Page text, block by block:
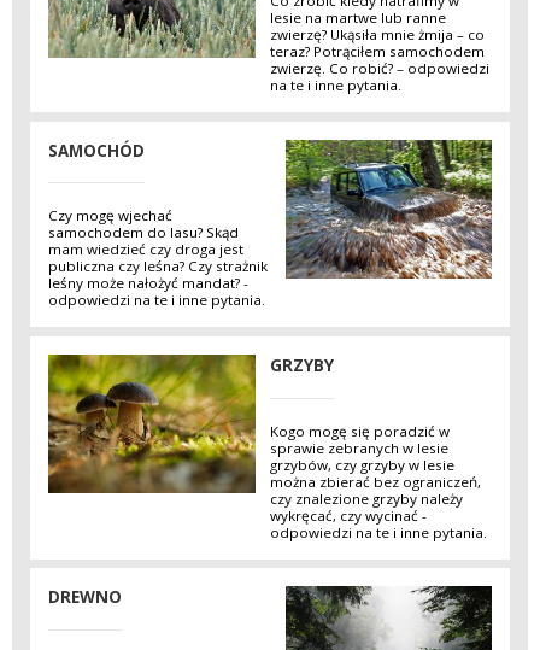
lesie na martwe lub ranne
zwierzę? Ukąsiła mnie żmija – co
teraz? Potrąciłem samochodem
zwierzę. Co robić? – odpowiedzi
na te i inne pytania.
SAMOCHÓD
Czy mogę wjechać
samochodem do lasu? Skąd
mam wiedzieć czy droga jest
publiczna czy leśna? Czy strażnik
leśny może nałożyć mandat? -
odpowiedzi na te i inne pytania.
GRZYBY
Kogo mogę się poradzić w
sprawie zebranych w lesie
grzybów, czy grzyby w lesie
można zbierać bez ograniczeń,
czy znalezione grzyby należy
wykręcać, czy wycinać -
odpowiedzi na te i inne pytania.
DREWNO